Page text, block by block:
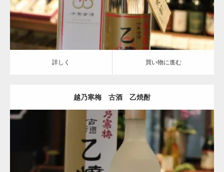
詳しく 買い物に進む
越乃寒梅 古酒 乙焼酎
越乃寒梅